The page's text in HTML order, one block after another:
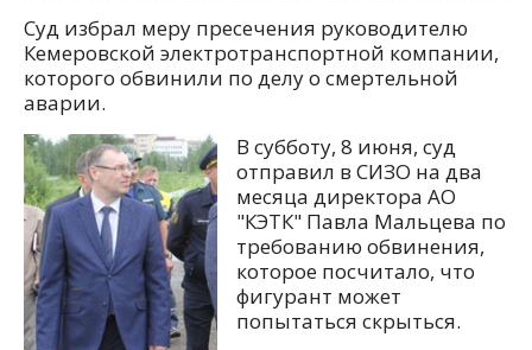
Суд избрал меру пресечения руководителю
Кемеровской электротранспортной компании,
которого обвинили по делу о смертельной
аварии.
В субботу, 8 июня, суд
отправил в СИЗО на два
месяца директора АО
"КЭТК" Павла Мальцева по
требованию обвинения,
которое посчитало, что
фигурант может
попытаться скрыться.